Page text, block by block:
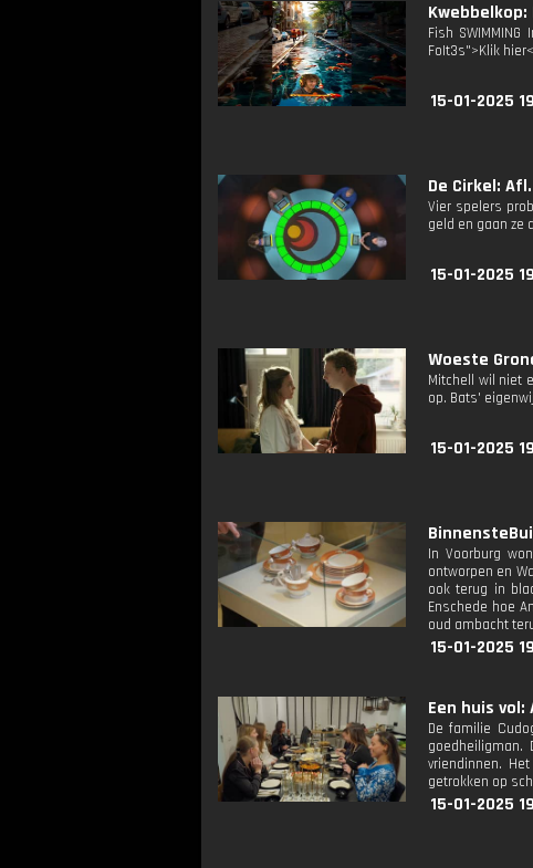
Kwebbelkop:
Fish
FoIt3s">Klik
15-01-2025
De Cirkel:
Vier spelers
geld en gaan ze
15-01-2025
Woeste
Mitchell wil niet
op. Bats'
15-01-2025
In Voorburg
ontworpen en
ook terug in
Enschede hoe
oud ambacht
15-01-2025
Een huis vol:
De familie
goedheiligman.
vriendinnen.
getrokken op
15-01-2025